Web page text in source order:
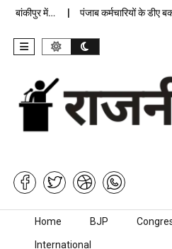
में… पंजाब कर्मचारियों के डीए
Skip to content
Home BJP
International